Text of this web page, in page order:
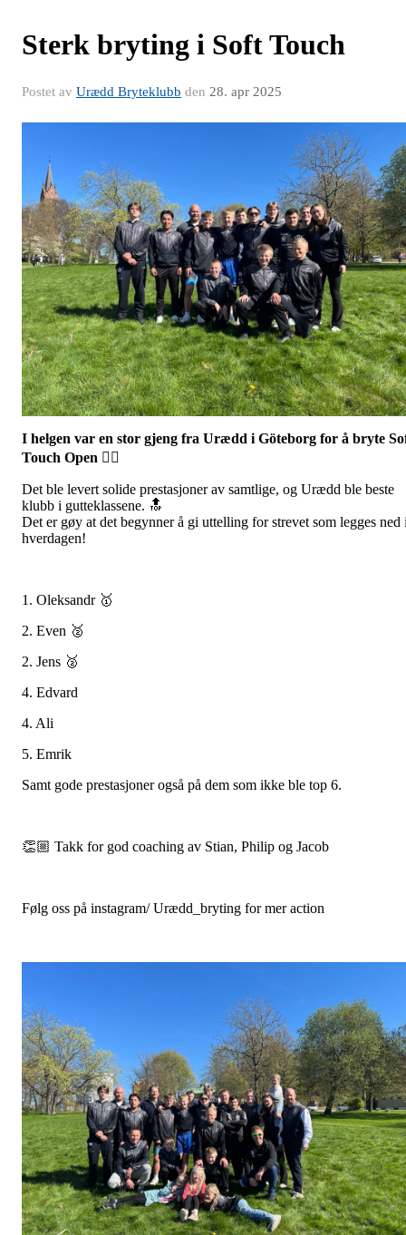
Sterk bryting i Soft Touch
Postet av Urædd Bryteklubb den 28. apr 2025
I helgen var en stor gjeng fra Urædd i Göteborg for å bryte
Touch Open 🤼‍♂️
Det ble levert solide prestasjoner av samtlige, og Urædd ble beste
klubb i gutteklassene. 🔝
Det er gøy at det begynner å gi uttelling for strevet som legges ned
hverdagen!
1. Oleksandr 🥇
2. Even 🥈
2. Jens 🥈
4. Edvard
4. Ali
5. Emrik
Samt gode prestasjoner også på dem som ikke ble top 6.
👏🏼 Takk for god coaching av Stian, Philip og Jacob
Følg oss på instagram/ Urædd_bryting for mer action